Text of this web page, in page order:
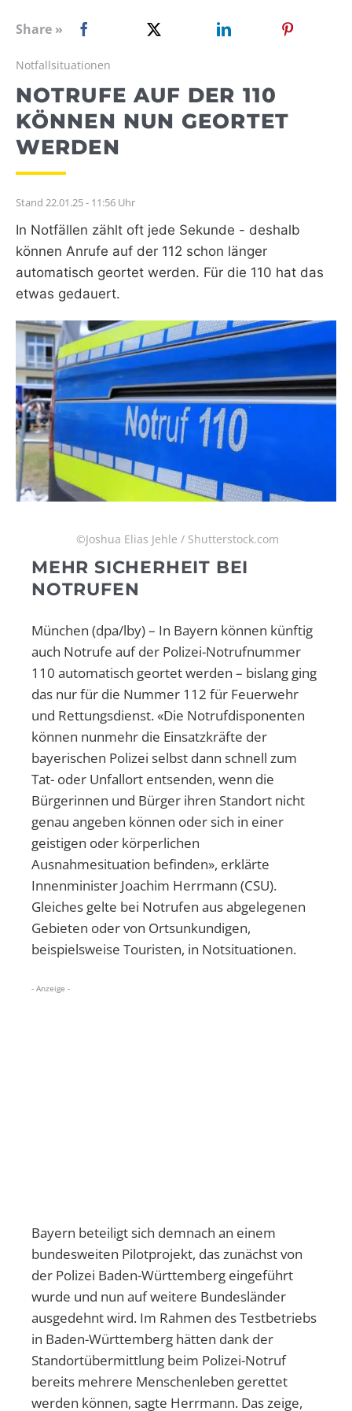
WEBRADIO
Share »
Notfallsituationen
NOTRUFE AUF DER 110
KÖNNEN NUN GEORTET
WERDEN
Stand 22.01.25 - 11:56 Uhr
In Notfällen zählt oft jede Sekunde - deshalb
können Anrufe auf der 112 schon länger
automatisch geortet werden. Für die 110 hat das
etwas gedauert.
©Joshua Elias Jehle / Shutterstock.com
MEHR SICHERHEIT BEI
NOTRUFEN
München (dpa/lby) – In Bayern können künftig
auch Notrufe auf der Polizei-Notrufnummer
110 automatisch geortet werden – bislang ging
das nur für die Nummer 112 für Feuerwehr
und Rettungsdienst. «Die Notrufdisponenten
können nunmehr die Einsatzkräfte der
bayerischen Polizei selbst dann schnell zum
Tat- oder Unfallort entsenden, wenn die
Bürgerinnen und Bürger ihren Standort nicht
genau angeben können oder sich in einer
geistigen oder körperlichen
Ausnahmesituation befinden», erklärte
Innenminister Joachim Herrmann (CSU).
Gleiches gelte bei Notrufen aus abgelegenen
Gebieten oder von Ortsunkundigen,
beispielsweise Touristen, in Notsituationen.
- Anzeige -
Bayern beteiligt sich demnach an einem
bundesweiten Pilotprojekt, das zunächst von
der Polizei Baden-Württemberg eingeführt
wurde und nun auf weitere Bundesländer
ausgedehnt wird. Im Rahmen des Testbetriebs
in Baden-Württemberg hätten dank der
Standortübermittlung beim Polizei-Notruf
bereits mehrere Menschenleben gerettet
werden können, sagte Herrmann. Das zeige,